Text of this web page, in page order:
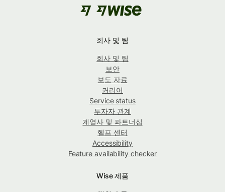
회사 및 팀
회사 및 팀
보안
보도 자료
커리어
Service status
투자자 관계
계열사 및 파트너십
헬프 센터
Accessibility
Feature availability checker
Wise 제품